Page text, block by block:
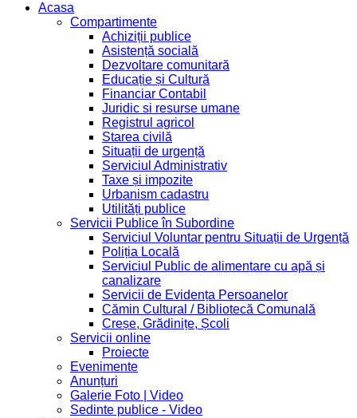
Acasa
Compartimente
Achiziții publice
Asistență socială
Dezvoltare comunitară
Educație și Cultură
Financiar Contabil
Juridic si resurse umane
Registrul agricol
Starea civilă
Situații de urgență
Serviciul Administrativ
Taxe și impozite
Urbanism cadastru
Utilități publice
Servicii Publice în Subordine
Serviciul Voluntar pentru Situații de Urgență
Poliția Locală
Serviciul Public de alimentare cu apă și
canalizare
Servicii de Evidența Persoanelor
Cămin Cultural / Bibliotecă Comunală
Creșe, Grădinițe, Școli
Servicii online
Proiecte
Evenimente
Anunțuri
Galerie Foto | Video
Sedinte publice - Video